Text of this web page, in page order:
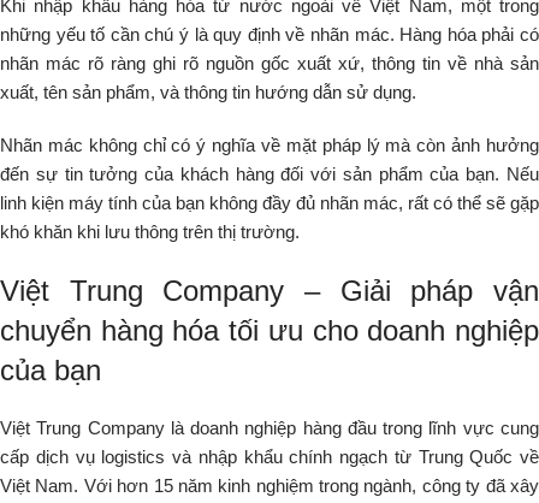
Khi nhập khẩu hàng hóa từ nước ngoài về Việt Nam, một trong
những yếu tố cần chú ý là quy định về nhãn mác. Hàng hóa phải có
nhãn mác rõ ràng ghi rõ nguồn gốc xuất xứ, thông tin về nhà sản
xuất, tên sản phẩm, và thông tin hướng dẫn sử dụng.
Nhãn mác không chỉ có ý nghĩa về mặt pháp lý mà còn ảnh hưởng
đến sự tin tưởng của khách hàng đối với sản phẩm của bạn. Nếu
linh kiện máy tính của bạn không đầy đủ nhãn mác, rất có thể sẽ gặp
khó khăn khi lưu thông trên thị trường.
Việt Trung Company – Giải pháp vận
chuyển hàng hóa tối ưu cho doanh nghiệp
của bạn
Việt Trung Company là doanh nghiệp hàng đầu trong lĩnh vực cung
cấp dịch vụ logistics và nhập khẩu chính ngạch từ Trung Quốc về
Việt Nam. Với hơn 15 năm kinh nghiệm trong ngành, công ty đã xây